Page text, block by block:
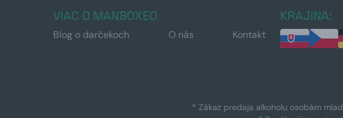
VIAC O MANBOXEO
Blog o darčekoch O nás Kontakt
KRAJINA:
* Zákaz predaja alkoholu osobám